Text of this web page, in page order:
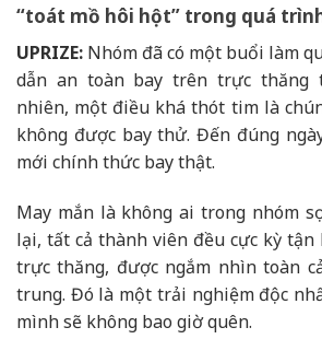
“toát mồ hôi hột” trong quá
UPRIZE: Nhóm đã có một buổi làm
dẫn an toàn bay trên trực thăng
nhiên, một điều khá thót tim là
không được bay thử. Đến đúng
mới chính thức bay thật.
May mắn là không ai trong nhóm
lại, tất cả thành viên đều cực kỳ tận
trực thăng, được ngắm nhìn toàn
trung. Đó là một trải nghiệm độc
mình sẽ không bao giờ quên.